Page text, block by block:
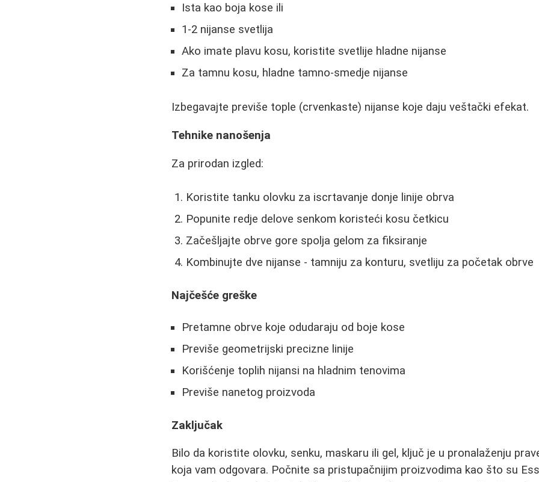
Ista kao boja kose ili
1-2 nijanse svetlija
Ako imate plavu kosu, koristite svetlije hladne nijanse
Za tamnu kosu, hladne tamno-smedje nijanse
Izbegavajte previše tople (crvenkaste) nijanse koje daju veštački efekat.
Tehnike nanošenja
Za prirodan izgled:
Koristite tanku olovku za iscrtavanje donje linije obrva
Popunite redje delove senkom koristeći kosu četkicu
Začešljajte obrve gore spolja gelom za fiksiranje
Kombinujte dve nijanse - tamniju za konturu, svetliju za početak obrve
Najčešće greške
Pretamne obrve koje odudaraju od boje kose
Previše geometrijski precizne linije
Korišćenje toplih nijansi na hladnim tenovima
Previše nanetog proizvoda
Zaključak
Bilo da koristite olovku, senku, maskaru ili gel, ključ je u pronalaženju
koja vam odgovara. Počnite sa pristupačnijim proizvodima kao što su